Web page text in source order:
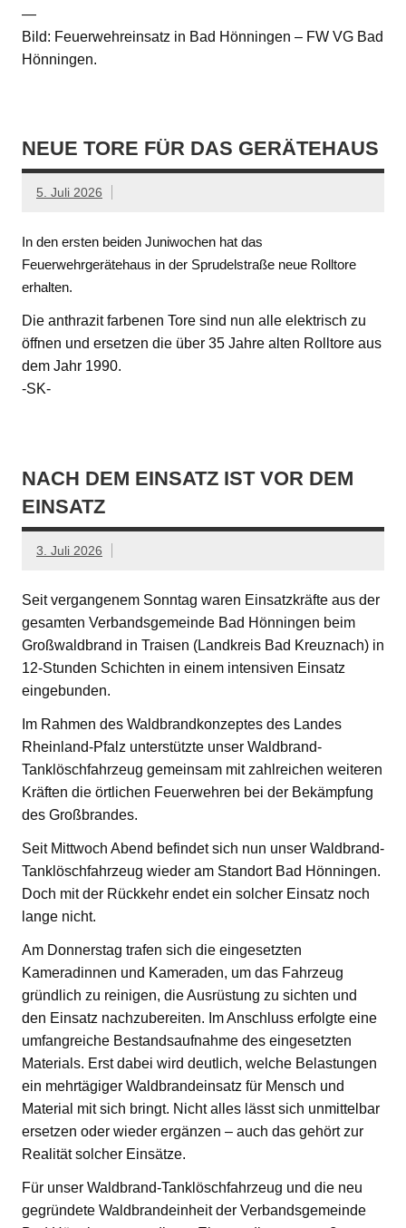
—
Bild: Feuerwehreinsatz in Bad Hönningen – FW VG Bad
Hönningen.
NEUE TORE FÜR DAS GERÄTEHAUS
5. Juli 2026
In den ersten beiden Juniwochen hat das
Feuerwehrgerätehaus in der Sprudelstraße neue Rolltore
erhalten.
Die anthrazit farbenen Tore sind nun alle elektrisch zu
öffnen und ersetzen die über 35 Jahre alten Rolltore aus
dem Jahr 1990.
-SK-
NACH DEM EINSATZ IST VOR DEM
EINSATZ
3. Juli 2026
Seit vergangenem Sonntag waren Einsatzkräfte aus der
gesamten Verbandsgemeinde Bad Hönningen beim
Großwaldbrand in Traisen (Landkreis Bad Kreuznach) in
12-Stunden Schichten in einem intensiven Einsatz
eingebunden.
Im Rahmen des Waldbrandkonzeptes des Landes
Rheinland-Pfalz unterstützte unser Waldbrand-
Tanklöschfahrzeug gemeinsam mit zahlreichen weiteren
Kräften die örtlichen Feuerwehren bei der Bekämpfung
des Großbrandes.
Seit Mittwoch Abend befindet sich nun unser Waldbrand-
Tanklöschfahrzeug wieder am Standort Bad Hönningen.
Doch mit der Rückkehr endet ein solcher Einsatz noch
lange nicht.
Am Donnerstag trafen sich die eingesetzten
Kameradinnen und Kameraden, um das Fahrzeug
gründlich zu reinigen, die Ausrüstung zu sichten und
den Einsatz nachzubereiten. Im Anschluss erfolgte eine
umfangreiche Bestandsaufnahme des eingesetzten
Materials. Erst dabei wird deutlich, welche Belastungen
ein mehrtägiger Waldbrandeinsatz für Mensch und
Material mit sich bringt. Nicht alles lässt sich unmittelbar
ersetzen oder wieder ergänzen – auch das gehört zur
Realität solcher Einsätze.
Für unser Waldbrand-Tanklöschfahrzeug und die neu
gegründete Waldbrandeinheit der Verbandsgemeinde